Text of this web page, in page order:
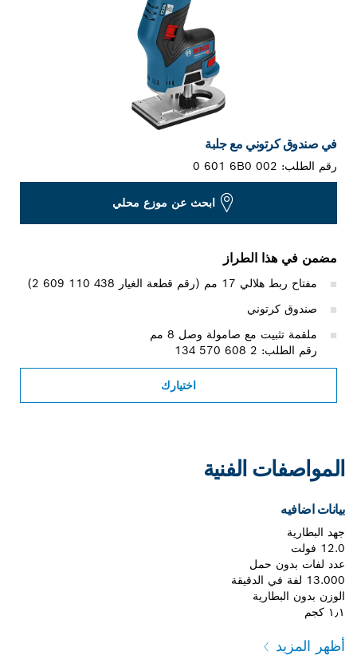
في صندوق كرتوني مع جلبة
رقم الطلب:0 601 6B0 002
ابحث عن موزع محلي
مضمن في هذا الطراز
مفتاح ربط هلالي 17 مم (رقم قطعة الغيار ‎2 609 110 438)
صندوق كرتوني
ملقمة تثبيت مع صامولة وصل 8 مم
رقم الطلب: 2 608 570 134
اختيارك
المواصفات الفنية
بيانات اضافيه
جهد البطارية
12.0 فولت
عدد لفات بدون حمل
13.000 لفة في الدقيقة
الوزن بدون البطارية
١٫١ كجم
أظهر المزيد